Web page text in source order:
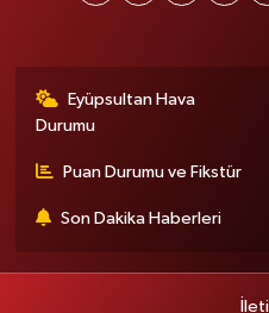
Eyüpsultan Hava
Durumu
Puan Durumu ve Fikstür
Son Dakika Haberleri